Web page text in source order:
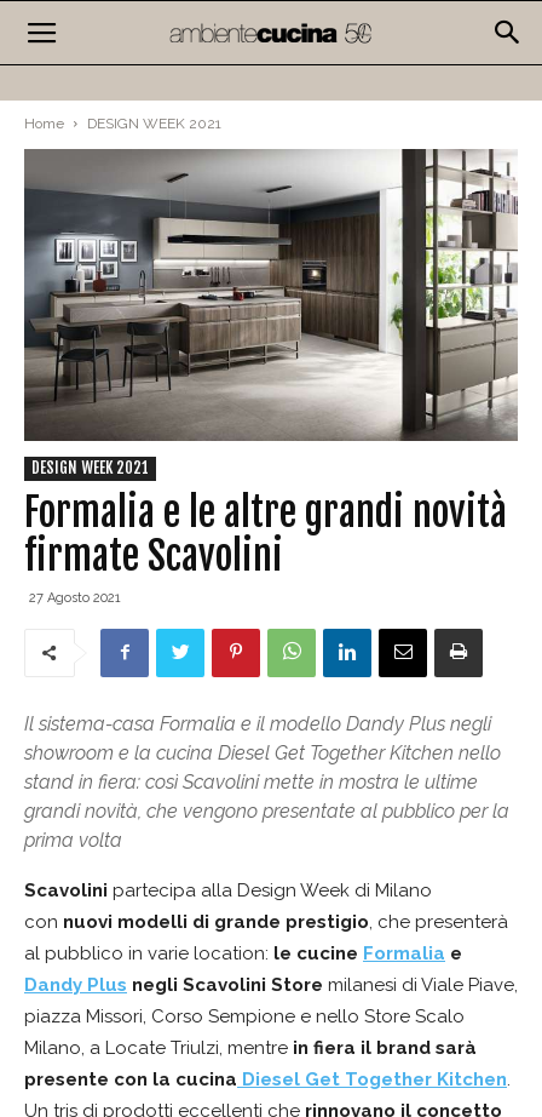
Home DESIGN WEEK 2021
DESIGN WEEK 2021
Formalia e le altre grandi novità
firmate Scavolini
27 Agosto 2021
Il sistema-casa Formalia e il modello Dandy Plus negli
showroom e la cucina Diesel Get Together Kitchen nello
stand in fiera: così Scavolini mette in mostra le ultime
grandi novità, che vengono presentate al pubblico per la
prima volta
Scavolini partecipa alla Design Week di Milano
con nuovi modelli di grande prestigio, che presenterà
al pubblico in varie location: le cucine Formalia e
Dandy Plus negli Scavolini Store milanesi di Viale Piave,
piazza Missori, Corso Sempione e nello Store Scalo
Milano, a Locate Triulzi, mentre in fiera il brand sarà
presente con la cucina Diesel Get Together Kitchen.
Un tris di prodotti eccellenti che rinnovano il concetto